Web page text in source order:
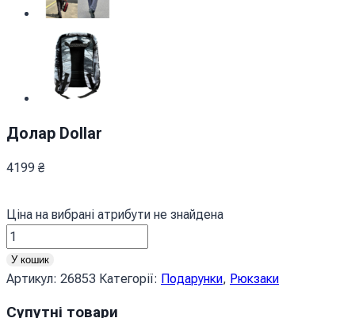
Долар Dollar
4199 ₴
Ціна на вибрані атрибути не знайдена
Долар
Dollar
кількість
У кошик
Артикул: 26853 Категорії: Подарунки, Рюкзаки
Супутні товари